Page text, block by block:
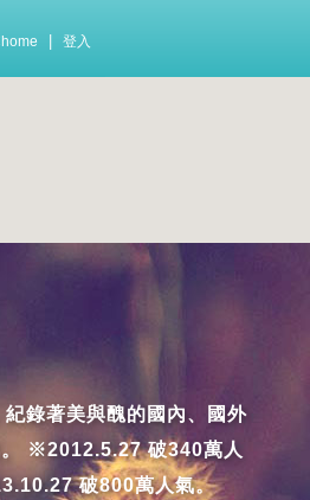
登入
錄著美與醜的國內、國外
※2012.5.27 破340萬人
破800萬人氣。